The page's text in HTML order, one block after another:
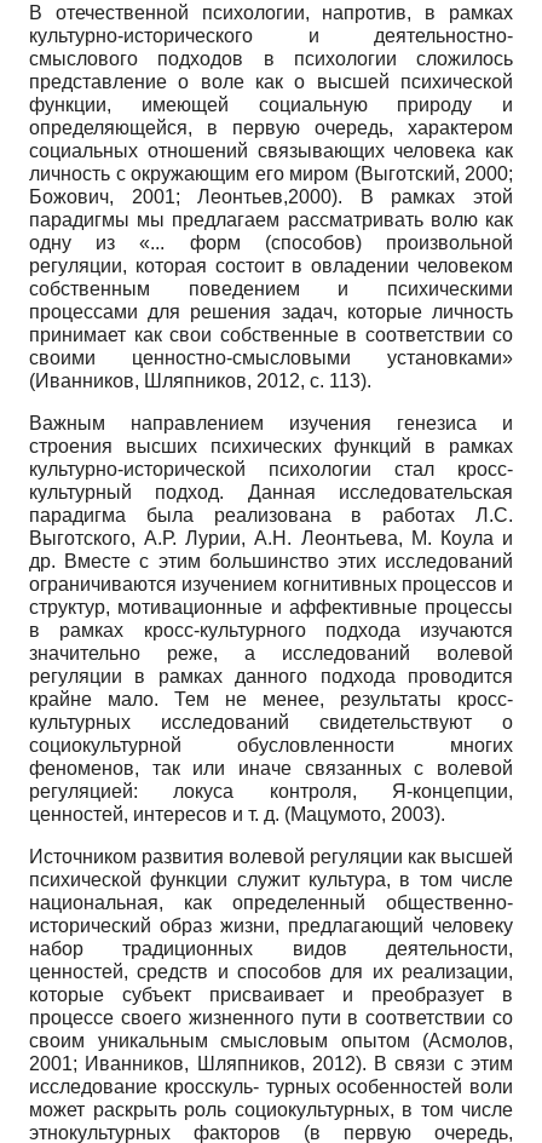
В отечественной психологии, напротив, в рамках
культурно-исторического и дея­тельностно-
смыслового подходов в психологии сложилось
представление о воле как о высшей психической
функции, имеющей социальную природу и
определяющейся, в первую очередь, характером
социальных отношений связывающих человека как
личность с окружающим его миром (Выготский, 2000;
Божович, 2001; Леонтьев,2000). В рамках этой
парадигмы мы предлагаем рассматривать волю как
одну из «... форм (способов) произвольной
регуляции, которая состоит в овладении человеком
собственным поведением и психическими
процессами для решения задач, которые личность
принимает как свои собственные в соответствии со
своими ценностно-смысловыми установками»
(Иванников, Шляпников, 2012, с. 113).
Важным направлением изучения генезиса и
строения высших психических функций в рамках
культурно-исторической психологии стал кросс-
культурный подход. Данная исследовательская
парадигма была реализована в работах Л.С.
Выготского, А.Р. Лурии, А.Н. Леонтьева, М. Коула и
др. Вместе с этим большинство этих исследований
ограничиваются изучением когнитивных процессов и
структур, мотивационные и аффективные процессы
в рамках кросс-культурного подхода изучаются
значительно реже, а исследований волевой
регуляции в рамках данного подхода проводится
крайне мало. Тем не менее, результаты кросс-
культурных исследований свидетельствуют о
социокультурной обусловленности многих
феноменов, так или иначе связанных с волевой
регуляцией: локуса контроля, Я-концепции,
ценностей, интересов и т. д. (Мацумото, 2003).
Источником развития волевой регуляции как высшей
психической функции служит культура, в том числе
национальная, как определенный общественно-
исторический образ жизни, предлагающий человеку
набор традиционных видов деятельности,
ценностей, средств и способов для их реализации,
которые субъект присваивает и преобразует в
процессе своего жизненного пути в соответствии со
своим уникальным смысловым опытом (Асмолов,
2001; Иванников, Шляпников, 2012). В связи с этим
исследование кросскуль- турных особенностей воли
может раскрыть роль социокультурных, в том числе
этнокультурных факторов (в первую очередь,